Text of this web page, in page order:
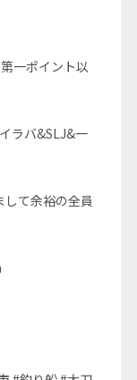
一ポイント以
ラバ&SLJ&一
て余裕の全員